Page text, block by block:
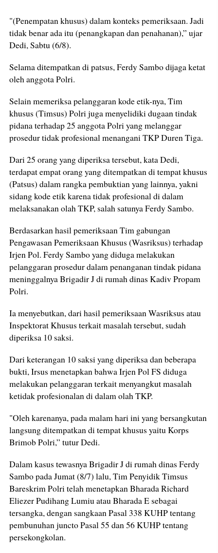
"(Penempatan khusus) dalam konteks pemeriksaan. Jadi
tidak benar ada itu (penangkapan dan penahanan),” ujar
Dedi, Sabtu (6/8).
Selama ditempatkan di patsus, Ferdy Sambo dijaga ketat
oleh anggota Polri.
Selain memeriksa pelanggaran kode etik-nya, Tim
khusus (Timsus) Polri juga menyelidiki dugaan tindak
pidana terhadap 25 anggota Polri yang melanggar
prosedur tidak profesional menangani TKP Duren Tiga.
Dari 25 orang yang diperiksa tersebut, kata Dedi,
terdapat empat orang yang ditempatkan di tempat khusus
(Patsus) dalam rangka pembuktian yang lainnya, yakni
sidang kode etik karena tidak profesional di dalam
melaksanakan olah TKP, salah satunya Ferdy Sambo.
Berdasarkan hasil pemeriksaan Tim gabungan
Pengawasan Pemeriksaan Khusus (Wasriksus) terhadap
Irjen Pol. Ferdy Sambo yang diduga melakukan
pelanggaran prosedur dalam penanganan tindak pidana
meninggalnya Brigadir J di rumah dinas Kadiv Propam
Polri.
Ia menyebutkan, dari hasil pemeriksaan Wasriksus atau
Inspektorat Khusus terkait masalah tersebut, sudah
diperiksa 10 saksi.
Dari keterangan 10 saksi yang diperiksa dan beberapa
bukti, Irsus menetapkan bahwa Irjen Pol FS diduga
melakukan pelanggaran terkait menyangkut masalah
ketidak profesionalan di dalam olah TKP.
"Oleh karenanya, pada malam hari ini yang bersangkutan
langsung ditempatkan di tempat khusus yaitu Korps
Brimob Polri,” tutur Dedi.
Dalam kasus tewasnya Brigadir J di rumah dinas Ferdy
Sambo pada Jumat (8/7) lalu, Tim Penyidik Timsus
Bareskrim Polri telah menetapkan Bharada Richard
Eliezer Pudihang Lumiu atau Bharada E sebagai
tersangka, dengan sangkaan Pasal 338 KUHP tentang
pembunuhan juncto Pasal 55 dan 56 KUHP tentang
persekongkolan.